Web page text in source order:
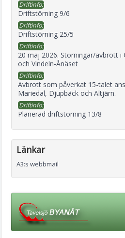
Driftinfo:
Driftstörning 9/6
Driftinfo:
Driftstörning 25/5
Driftinfo:
20 maj 2026. Störningar/avbrott i
och Vindeln-Ånäset
Driftinfo:
Avbrott som påverkat 15-talet
Mariedal, Djupbäck och Altjärn.
Driftinfo:
Planerad driftstörning 13/8
Länkar
A3:s webbmail